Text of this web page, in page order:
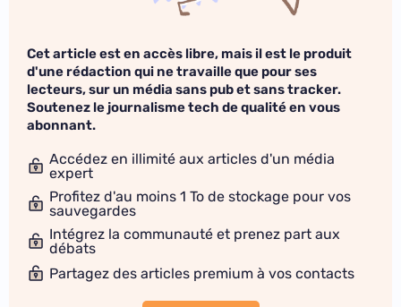
Cet article est en accès libre, mais il est le produit
d'une rédaction qui ne travaille que pour ses
lecteurs, sur un média sans pub et sans tracker.
Soutenez le journalisme tech de qualité en vous
abonnant.
Accédez en illimité aux articles d'un média
expert
Profitez d'au moins 1 To de stockage pour vos
sauvegardes
Intégrez la communauté et prenez part aux
débats
Partagez des articles premium à vos contacts